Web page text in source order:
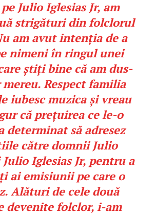
Julio Iglesias Jr, am
strigături din folclorul
am avut intenția de a
nimeni în ringul unei
știți bine că am dus-
Respect familia
iubesc muzica și vreau
că prețuirea ce le-o
determinat să adresez
către domnii Julio
Iglesias Jr, pentru a
ai emisiunii pe care o
Alături de cele două
devenite folclor, i-am